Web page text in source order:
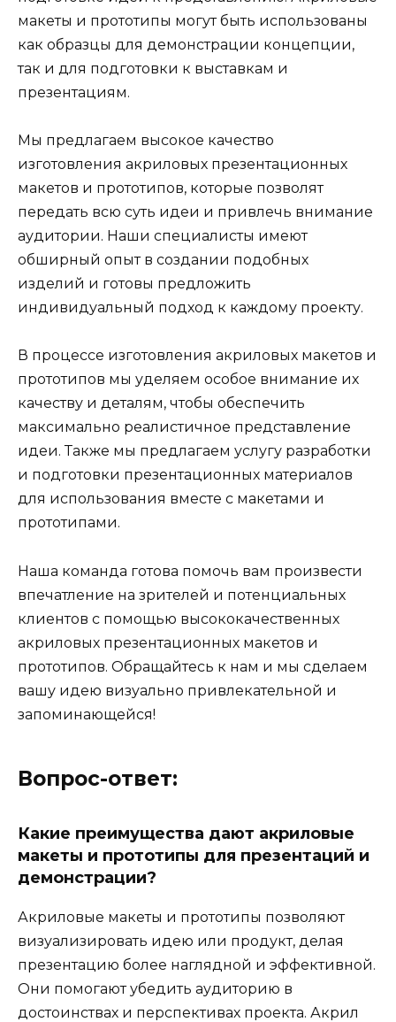
макеты и прототипы могут быть использованы
как образцы для демонстрации концепции,
так и для подготовки к выставкам и
презентациям.
Мы предлагаем высокое качество
изготовления акриловых презентационных
макетов и прототипов, которые позволят
передать всю суть идеи и привлечь внимание
аудитории. Наши специалисты имеют
обширный опыт в создании подобных
изделий и готовы предложить
индивидуальный подход к каждому проекту.
В процессе изготовления акриловых макетов и
прототипов мы уделяем особое внимание их
качеству и деталям, чтобы обеспечить
максимально реалистичное представление
идеи. Также мы предлагаем услугу разработки
и подготовки презентационных материалов
для использования вместе с макетами и
прототипами.
Наша команда готова помочь вам произвести
впечатление на зрителей и потенциальных
клиентов с помощью высококачественных
акриловых презентационных макетов и
прототипов. Обращайтесь к нам и мы сделаем
вашу идею визуально привлекательной и
запоминающейся!
Вопрос-ответ:
Какие преимущества дают акриловые
макеты и прототипы для презентаций и
демонстрации?
Акриловые макеты и прототипы позволяют
визуализировать идею или продукт, делая
презентацию более наглядной и эффективной.
Они помогают убедить аудиторию в
достоинствах и перспективах проекта. Акрил